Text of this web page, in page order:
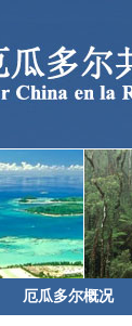
厄瓜多尔概况